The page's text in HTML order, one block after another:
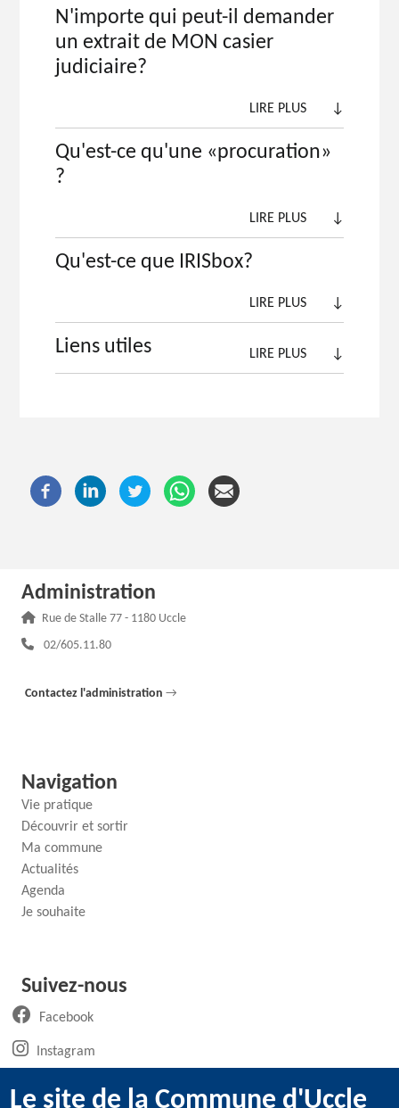
N'importe qui peut-il demander
un extrait de MON casier
judiciaire?
LIRE PLUS ↓
Qu'est-ce qu'une «procuration»
?
LIRE PLUS ↓
Qu'est-ce que IRISbox?
LIRE PLUS ↓
Liens utiles LIRE PLUS ↓
Administration
Adresse :
Rue de Stalle 77 - 1180 Uccle
Téléphone :
02/605.11.80
Contactez l'administration →
Navigation
Vie pratique
Découvrir et sortir
Ma commune
Actualités
Agenda
Je souhaite
Suivez-nous
Facebook(ouvre un nouvel onglet)
Instagram(ouvre un nouvel onglet)
LinkedIn
Le site de la Commune d'Uccle